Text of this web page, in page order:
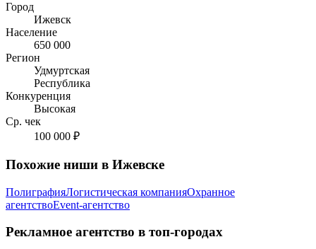
Город
Ижевск
Население
650 000
Регион
Удмуртская
Республика
Конкуренция
Высокая
Ср. чек
100 000 ₽
Похожие ниши в Ижевске
ПолиграфияЛогистическая компанияОхранное
агентствоEvent-агентство
Рекламное агентство в топ-городах